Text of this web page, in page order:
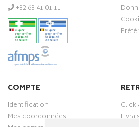
‭+32 63 41 01 11‬
COMPTE
Identification
Mes coordonnées